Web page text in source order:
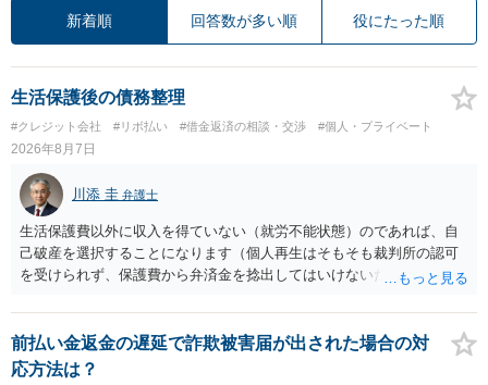
新着順 回答数が多い順 役にたった順
生活保護後の債務整理
#クレジット会社 #リボ払い #借金返済の相談・交渉 #個人・プライベート
2026年8月7日
川添 圭 弁護士
生活保護費以外に収入を得ていない（就労不能状態）のであれば、自
己破産を選択することになります（個人再生はそもそも裁判所の認可
を受けられず、保護費から弁済金を捻出してはいけないため任意整理
士費用は法テラスが負担し、裁判所の予納金等も法テラスが援助して
くれるため、弁護士へ自己破産を任せれば解決します。
前払い金返金の遅延で詐欺被害届が出された場合の対
応方法は？